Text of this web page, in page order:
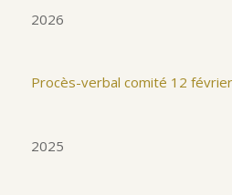
2026
Procès-verbal comité 12
2025